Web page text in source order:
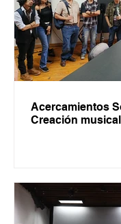
Acercamientos
Creación